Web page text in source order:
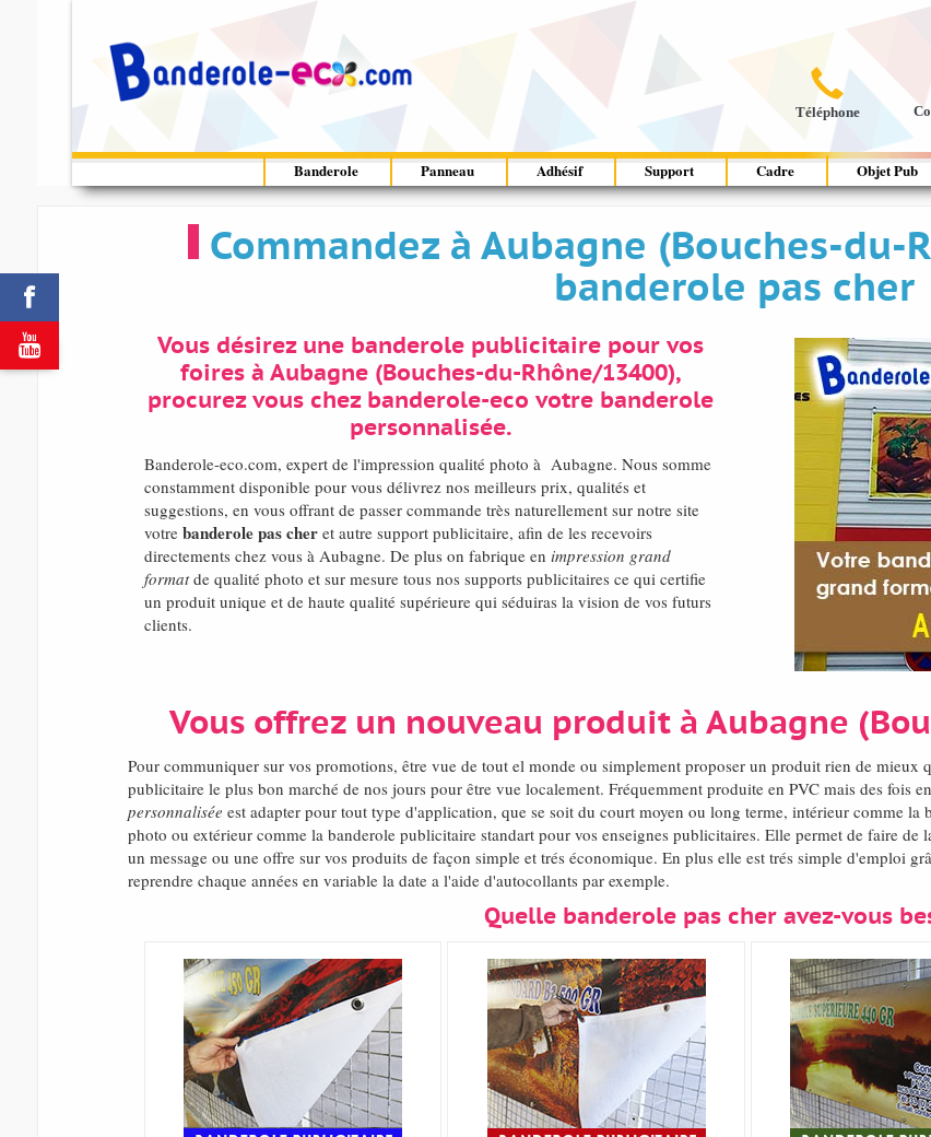



Téléphone
Banderole Panneau Adhésif Support Cadre Objet Pub
Commandez à Aubagne (Bouches-du-
banderole pas cher
Vous désirez une banderole publicitaire pour vos
foires à Aubagne (Bouches-du-Rhône/13400),
procurez vous chez banderole-eco votre banderole
personnalisée.
Banderole-eco.com, expert de l'impression qualité photo à Aubagne. Nous somme
constamment disponible pour vous délivrez nos meilleurs prix, qualités et
suggestions, en vous offrant de passer commande très naturellement sur notre site
votre banderole pas cheret autre support publicitaire, afin de les recevoirs
directements chez vous à Aubagne. De plus on fabrique en impression grand
formatde qualité photo et sur mesure tous nos supports publicitaires ce qui certifie
un produit unique et de haute qualité supérieure qui séduiras la vision de vos futurs
clients.
Vous offrez un nouveau produit à Aubagne
Pour communiquer sur vos promotions, être vue de tout el monde ou simplement proposer un produit rien de mieux
publicitaire le plus bon marché de nos jours pour être vue localement. Fréquemment produite en PVC mais des fois
personnalisée est adapter pour tout type d'application, que se soit du court moyen ou long terme, intérieur comme
photo ou extérieur comme la banderole publicitaire standart pour vos enseignes publicitaires. Elle permet de faire de
un message ou une offre sur vos produits de façon simple et trés économique. En plus elle est trés simple d'emploi
reprendre chaque années en variable la date a l'aide d'autocollants par exemple.
Quelle banderole pas cher avez-vous